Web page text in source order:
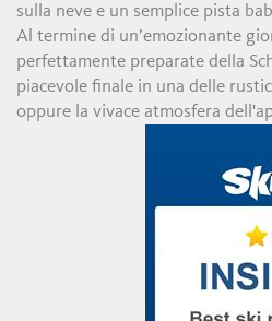
sulla neve e un semplice pista
Al termine di un’emozionante
perfettamente preparate della
piacevole finale in una delle
oppure la vivace atmosfera